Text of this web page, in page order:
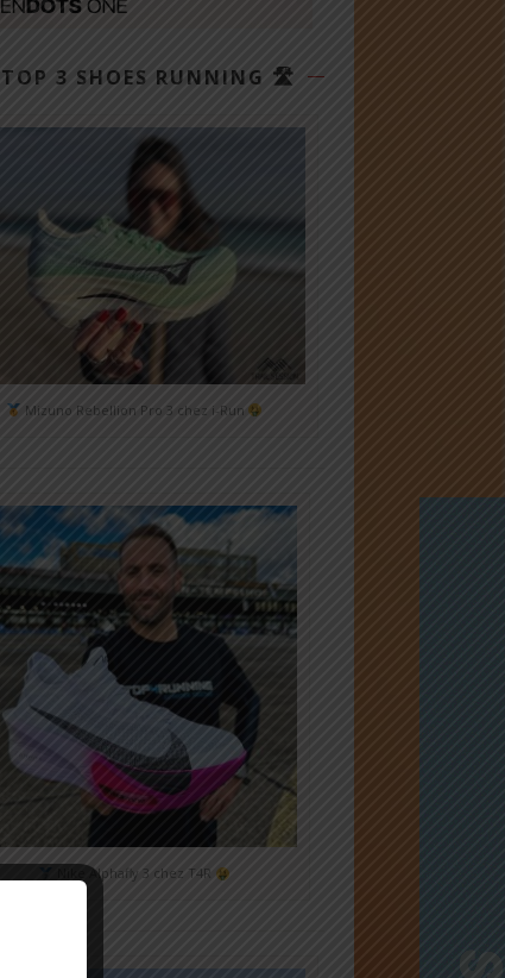
TOP 3 SHOES RUNNING 🛣
Mizuno Rebellion Pro 3 chez i-Run
Nike Alphafly 3 chez T4R